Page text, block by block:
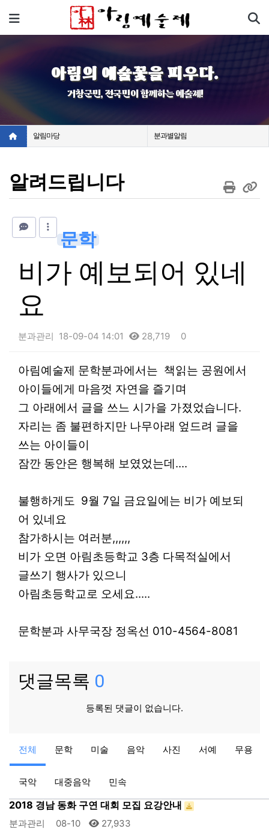
메뉴
아림의 예술꽃을 피우다.
거창군민, 전국민이 함께하는 예술제!
알림마당 분과별알림
알려드립니다
문학
비가 예보되어 있네
요
분과관리 18-09-04 14:01 28,719 0
본문
아림예술제 문학분과에서는 책읽는 공원에서
아이들에게 마음껏 자연을 즐기며
그 아래에서 글을 쓰느 시가을 가졌었습니다.
자리는 좀 불편하지만 나무아래 엎드려 글을
쓰는 아이들이
잠깐 동안은 행복해 보였었는데....
불행하게도 9월 7일 금요일에는 비가 예보되
어 있네요
참가하시는 여러분,,,,,,
비가 오면 아림초등학교 3층 다목적실에서
글쓰기 행사가 있으니
아림초등학교로 오세요.....
문학분과 사무국장 정옥선 010-4564-8081
댓글목록 0
등록된 댓글이 없습니다.
전체 문학 미술 음악 사진 서예 무용
국악 대중음악 민속
제13회 아림영상제 홍보
분과관리 09-08 27,804
동화구연
2018 경남 동화 구연 대회 모집 요강안내
분과관리 08-10 27,933